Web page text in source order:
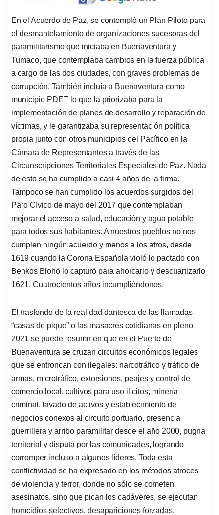
En el Acuerdo de Paz, se contempló un Plan Piloto para
el desmantelamiento de organizaciones sucesoras del
paramilitarismo que iniciaba en Buenaventura y
Tumaco, que contemplaba cambios en la fuerza pública
a cargo de las dos ciudades, con graves problemas de
corrupción. También incluía a Buenaventura como
municipio PDET lo que la priorizaba para la
implementación de planes de desarrollo y reparación de
víctimas, y le garantizaba su representación política
propia junto con otros municipios del Pacífico en la
Cámara de Representantes a través de las
Circunscripciones Territoriales Especiales de Paz. Nada
de esto se ha cumplido a casi 4 años de la firma.
Tampoco se han cumplido los acuerdos surgidos del
Paro Cívico de mayo del 2017 que contemplaban
mejorar el acceso a salud, educación y agua potable
para todos sus habitantes. A nuestros pueblos no nos
cumplen ningún acuerdo y menos a los afros, desde
1619 cuando la Corona Española violó lo pactado con
Benkos Biohó lo capturó para ahorcarlo y descuartizarlo
1621. Cuatrocientos años incumpliéndonos.
El trasfondo de la realidad dantesca de las llamadas
“casas de pique” o las masacres cotidianas en pleno
2021 se puede resumir en que en el Puerto de
Buenaventura se cruzan circuitos económicos legales
que se entroncan con ilegales: narcotráfico y tráfico de
armas, microtráfico, extorsiones, peajes y control de
comercio local, cultivos para uso ilícitos, minería
criminal, lavado de activos y establecimiento de
negocios conexos al circuito portuario, presencia
guerrillera y arribo paramilitar desde el año 2000, pugna
territorial y disputa por las comunidades, logrando
corromper incluso a algunos líderes. Toda esta
conflictividad se ha expresado en los métodos atroces
de violencia y terror, donde no sólo se cometen
asesinatos, sino que pican los cadáveres, se ejecutan
homcidios selectivos, desapariciones forzadas,